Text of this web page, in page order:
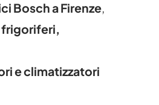
Bosch a Firenze,
frigoriferi,
e climatizzatori